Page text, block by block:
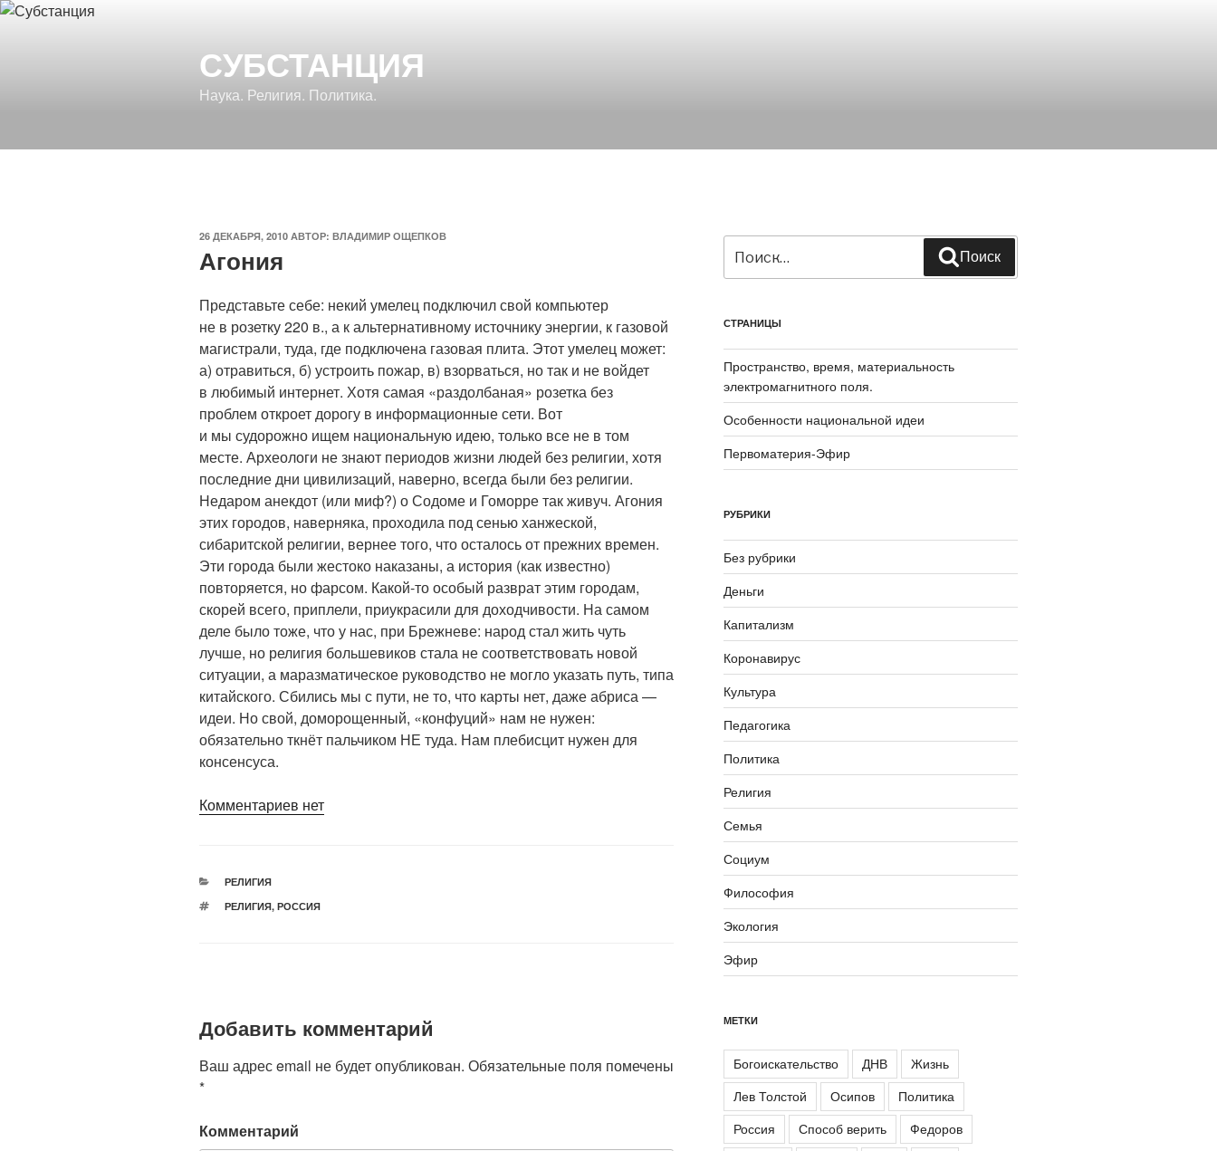
Перейти
СУБСТАНЦИЯ
Наука. Религия. Политика.
ОПУБЛИКОВАНО
26 ДЕКАБРЯ, 2010 АВТОР: ВЛАДИМИР ОЩЕПКОВ
Агония
Представьте себе: некий умелец подключил свой компьютер
не в розетку 220 в., а к альтернативному источнику энергии, к газовой
магистрали, туда, где подключена газовая плита. Этот умелец может:
а) отравиться, б) устроить пожар, в) взорваться, но так и не войдет
в любимый интернет. Хотя самая «раздолбаная» розетка без
проблем откроет дорогу в информационные сети. Вот
и мы судорожно ищем национальную идею, только все не в том
месте. Археологи не знают периодов жизни людей без религии, хотя
последние дни цивилизаций, наверно, всегда были без религии.
Недаром анекдот (или миф?) о Содоме и Гоморре так живуч. Агония
этих городов, наверняка, проходила под сенью ханжеской,
сибаритской религии, вернее того, что осталось от прежних времен.
Эти города были жестоко наказаны, а история (как известно)
повторяется, но фарсом. Какой-то особый разврат этим городам,
скорей всего, приплели, приукрасили для доходчивости. На самом
деле было тоже, что у нас, при Брежневе: народ стал жить чуть
лучше, но религия большевиков стала не соответствовать новой
ситуации, а маразматическое руководство не могло указать путь, типа
китайского. Сбились мы с пути, не то, что карты нет, даже абриса —
идеи. Но свой, доморощенный, «конфуций» нам не нужен:
обязательно ткнёт пальчиком НЕ туда. Нам плебисцит нужен для
консенсуса.
Комментариев нет
РУБРИКИ
РЕЛИГИЯ
МЕТКИ
РЕЛИГИЯ, РОССИЯ
Добавить комментарий
Ваш адрес email не будет опубликован. Обязательные поля помечены
*
Комментарий
Поиск
СТРАНИЦЫ
Пространство, время, материальность
электромагнитного поля.
Особенности национальной идеи
Первоматерия-Эфир
РУБРИКИ
Без рубрики
Деньги
Капитализм
Коронавирус
Культура
Педагогика
Политика
Религия
Семья
Социум
Философия
Экология
Эфир
МЕТКИ
Богоискательство ДНВ
Жизнь
Лев Толстой
Осипов
Политика
Россия
Способ верить
Федоров